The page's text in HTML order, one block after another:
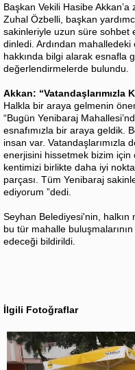
Başkan Vekili Hasibe
Zuhal Özbelli, başkan
sakinleriyle uzun süre sohbet
dinledi. Ardından
hakkında bilgi alarak esnafla
değerlendirmelerde bulundu.
Akkan: “Vatandaşlarımızla
Halkla bir araya gelmenin
“Bugün Yenibaraj
esnafımızla bir araya geldik.
insan var. Vatandaşlarımızla
enerjisini hissetmek bizim için
kentimizi birlikte daha iyi
parçası. Tüm Yenibaraj
ediyorum ”dedi.
Seyhan Belediyesi'nin, halkın
bu tür mahalle
edeceği bildirildi.
İlgili Fotoğraflar